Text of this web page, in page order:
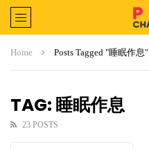
Home Posts Tagged "睡眠作息"
TAG: 睡眠作息
23 POSTS